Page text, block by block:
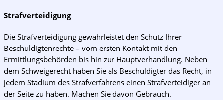
Strafverteidigung
Die Strafverteidigung gewährleistet den Schutz Ihrer
Beschuldigtenrechte – vom ersten Kontakt mit den
Ermittlungsbehörden bis hin zur Hauptverhandlung. Neben
dem Schweigerecht haben Sie als Beschuldigter das Recht, in
jedem Stadium des Strafverfahrens einen Strafverteidiger an
der Seite zu haben. Machen Sie davon Gebrauch.